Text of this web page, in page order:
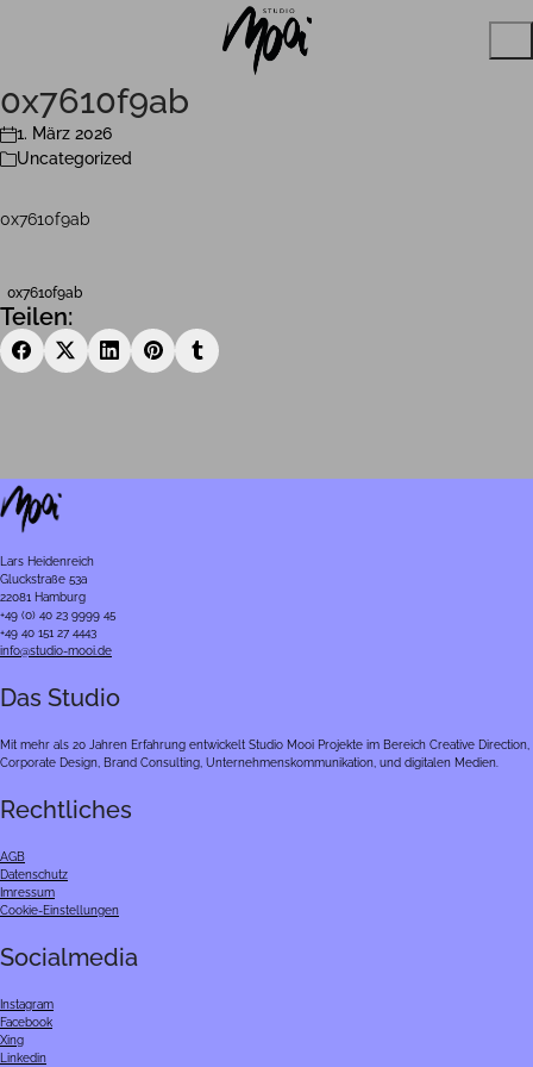
0x7610f9ab
1. März 2026
Uncategorized
0x7610f9ab
0x7610f9ab
Teilen:
Lars Heidenreich
Gluckstraße 53a
22081 Hamburg
+49 (0) 40 23 9999 45
+49 40 151 27 4443
info@studio-mooi.de
Das Studio
Mit mehr als 20 Jahren Erfahrung entwickelt Studio Mooi Projekte im Bereich Creative Direction,
Corporate Design, Brand Consulting, Unternehmenskommunikation, und digitalen Medien.
Rechtliches
AGB
Datenschutz
Imressum
Cookie-Einstellungen
Socialmedia
Instagram
Facebook
Xing
Linkedin